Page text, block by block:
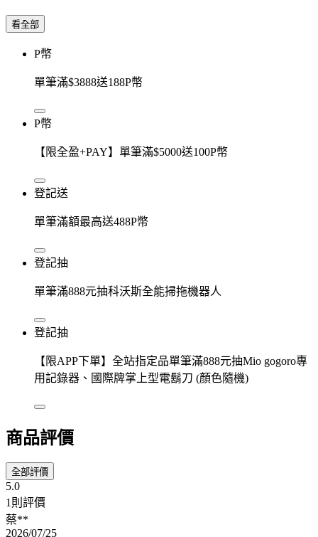
看全部
P幣
單筆滿$3888送188P幣
P幣
【限全盈+PAY】單筆滿$5000送100P幣
登記送
單筆滿額最高送488P幣
登記抽
單筆滿888元抽科沃斯全能掃拖機器人
登記抽
【限APP下單】全站指定品單筆滿888元抽Mio gogoro專
用記錄器、國際牌掌上型電鬍刀 (顏色隨機)
商品評價
全部評價
5.0
1則評價
蔡**
2026/07/25